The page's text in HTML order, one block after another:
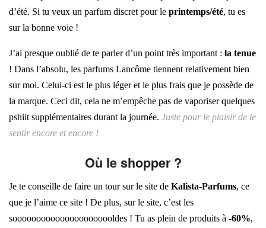
d’été. Si tu veux un parfum discret pour le printemps/été, tu es
sur la bonne voie !
J’ai presque oublié de te parler d’un point très important : la tenue
! Dans l’absolu, les parfums Lancôme tiennent relativement bien
sur moi. Celui-ci est le plus léger et le plus frais que je possède de
la marque. Ceci dit, cela ne m’empêche pas de vaporiser quelques
pshiit supplémentaires durant la journée. Juste pour le plaisir de le
sentir encore et encore !
Où le shopper ?
Je te conseille de faire un tour sur le site de Kalista-Parfums, ce
que je l’aime ce site ! De plus, sur le site, c’est les
soooooooooooooooooooooldes ! Tu as plein de produits à -60%,